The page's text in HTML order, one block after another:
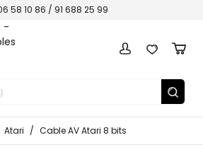
58 10 86 / 91 688 25 99
Atari / Cable AV Atari 8 bits